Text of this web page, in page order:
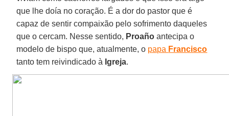
que lhe doía no coração. É a dor do pastor que é
capaz de sentir compaixão pelo sofrimento daqueles
que o cercam. Nesse sentido, Proaño antecipa o
modelo de bispo que, atualmente, o papa Francisco
tanto tem reivindicado à Igreja.